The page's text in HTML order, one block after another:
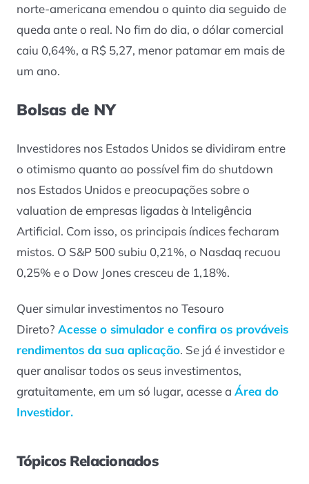
norte-americana emendou o quinto dia seguido de
queda ante o real. No fim do dia, o dólar comercial
caiu 0,64%, a R$ 5,27, menor patamar em mais de
um ano.
Bolsas de NY
Investidores nos Estados Unidos se dividiram entre
o otimismo quanto ao possível fim do shutdown
nos Estados Unidos e preocupações sobre o
valuation de empresas ligadas à Inteligência
Artificial. Com isso, os principais índices fecharam
mistos. O S&P 500 subiu 0,21%, o Nasdaq recuou
0,25% e o Dow Jones cresceu de 1,18%.
Quer simular investimentos no Tesouro
Direto? Acesse o simulador e confira os prováveis
rendimentos da sua aplicação. Se já é investidor e
quer analisar todos os seus investimentos,
gratuitamente, em um só lugar, acesse a Área do
Investidor.
Tópicos Relacionados